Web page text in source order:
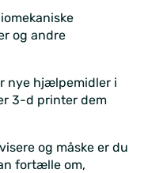
og andre
nye hjælpemidler i
3-d printer dem
og måske er du
fortælle om,